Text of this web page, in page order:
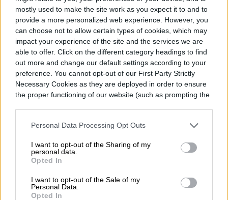
mostly used to make the site work as you expect it to and to
provide a more personalized web experience. However, you
can choose not to allow certain types of cookies, which may
impact your experience of the site and the services we are
able to offer. Click on the different category headings to find
out more and change our default settings according to your
preference. You cannot opt-out of our First Party Strictly
Necessary Cookies as they are deployed in order to ensure
the proper functioning of our website (such as prompting the
Personal Data Processing Opt Outs
I want to opt-out of the Sharing of my
personal data.
Opted In
I want to opt-out of the Sale of my
Personal Data.
Opted In
Topics
NoticiasHomepage
AUTOS
Lamborghini revive la
leyenda del Miura con un
exclusivo Revuelto